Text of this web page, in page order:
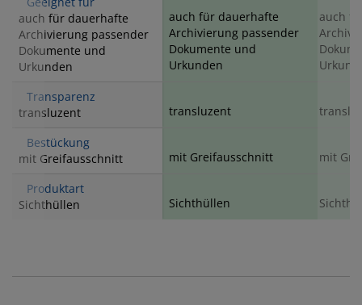
auch für dauerhafte
Archivierung passender
Dokumente und
Urkunden
auch für dauerhafte
Archivierung passender
Dokumente und
Urkunden
auch
Transparenz
transluzent
transluzent
Bestückung
mit Greifausschnitt
mit Greifausschnitt mit
Produktart
Sichthüllen
Sichthüllen